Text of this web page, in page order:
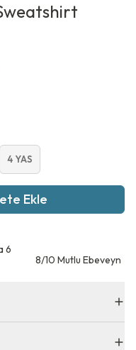
4 YAS
Ekle
6
8/10 Mutlu Ebeveyn